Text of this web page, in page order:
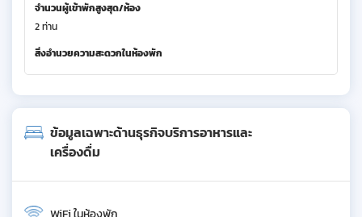
จำนวนผู้เข้าพักสูงสุด/ห้อง
2 ท่าน
สิ่งอำนวยความสะดวกในห้องพัก
ข้อมูลเฉพาะด้านธุรกิจบริการอาหารและ
เครื่องดื่ม